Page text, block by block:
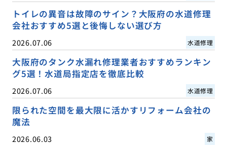
トイレの異音は故障のサイン？大阪府の水道修理
会社おすすめ5選と後悔しない選び方
2026.07.06 水道修理
大阪府のタンク水漏れ修理業者おすすめランキン
グ5選！水道局指定店を徹底比較
2026.07.06 水道修理
限られた空間を最大限に活かすリフォーム会社の
魔法
2026.06.03 家